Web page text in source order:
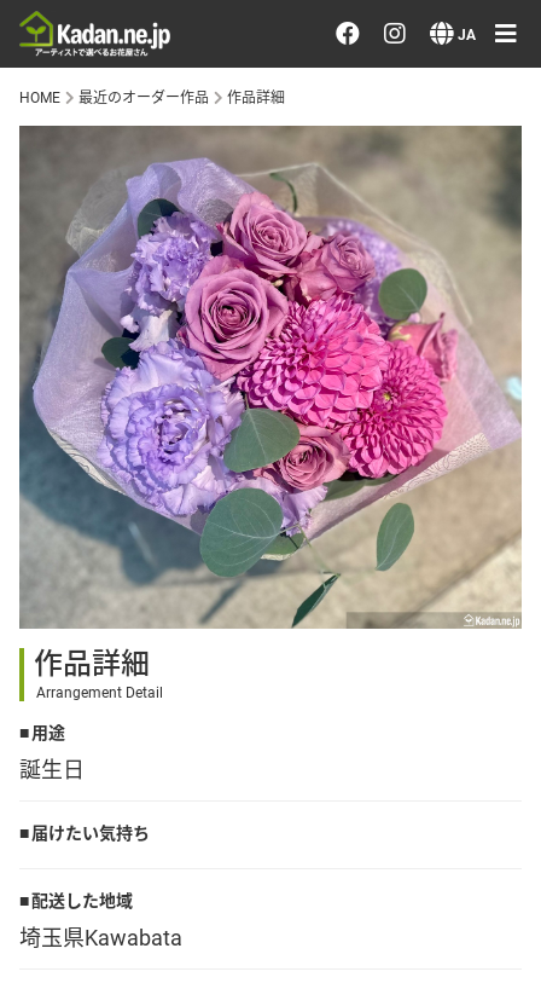
JA
お花を注文する・探す
おまかせ注文
最近のオーダー作品
アーティストで選ぶ
届けたい気持ちで選ぶ
会員メニュー
ログイン
会員登録
その他
HOME 最近のオーダー作品 作品詳細
作品詳細
Arrangement Detail
用途
誕生日
届けたい気持ち
配送した地域
埼玉県Kawabata